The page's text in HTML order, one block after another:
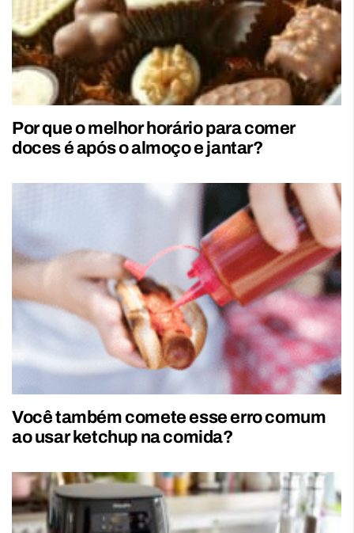
Por que o melhor horário para comer
doces é após o almoço e jantar?
Você também comete esse erro comum
ao usar ketchup na comida?